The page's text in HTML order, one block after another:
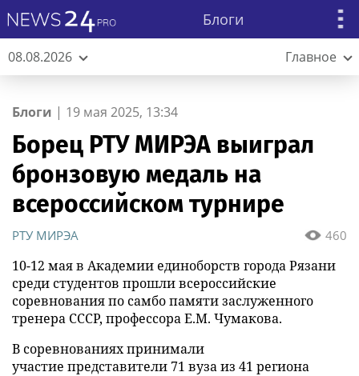
Блоги
08.08.2026 Главное
Блоги | 19 мая 2025, 13:34
Борец РТУ МИРЭА выиграл
бронзовую медаль на
всероссийском турнире
460
РТУ МИРЭА
10-12 мая в Академии единоборств города Рязани
среди студентов прошли всероссийские
соревнования по самбо памяти заслуженного
тренера СССР, профессора Е.М. Чумакова.
В соревнованиях принимали
участие представители 71 вуза из 41 региона